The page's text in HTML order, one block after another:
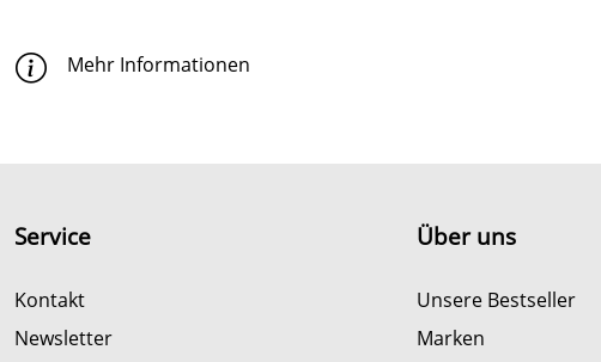
Mehr Informationen
Service
Kontakt
Newsletter
Über uns
Unsere Bestseller
Marken